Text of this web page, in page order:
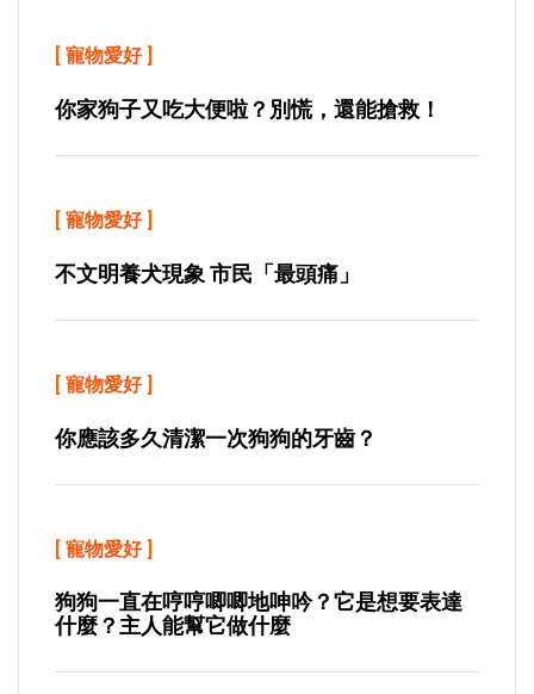
[ 寵物愛好]
你家狗子又吃大便啦？別慌，還能搶救！
[ 寵物愛好]
不文明養犬現象 市民「最頭痛」
[ 寵物愛好]
你應該多久清潔一次狗狗的牙齒？
[ 寵物愛好]
狗狗一直在哼哼唧唧地呻吟？它是想要表達
什麼？主人能幫它做什麼